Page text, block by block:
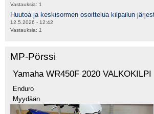
Vastauksia: 1
Huutoa ja keskisormen osoittelua kilpailun
12.5.2026 - 12:42
Vastauksia: 1
MP-Pörssi
Yamaha WR450F 2020 VALKOKILPI
Enduro
Myydään